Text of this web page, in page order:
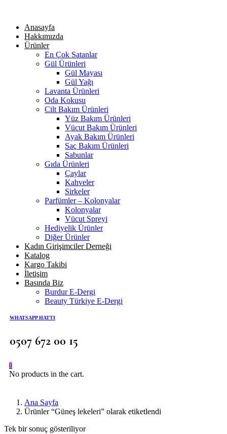
Anasayfa
Hakkımızda
Ürünler
En Çok Satanlar
Gül Ürünleri
Gül Mayası
Gül Yağı
Lavanta Ürünleri
Oda Kokusu
Cilt Bakım Ürünleri
Yüz Bakım Ürünleri
Vücut Bakım Ürünleri
Ayak Bakım Ürünleri
Saç Bakım Ürünleri
Sabunlar
Gıda Ürünleri
Çaylar
Kahveler
Sirkeler
Parfümler – Kolonyalar
Kolonyalar
Vücut Spreyi
Hediyelik Ürünler
Diğer Ürünler
Kadın Girişimciler Derneği
Katalog
Kargo Takibi
İletişim
Basında Biz
Burdur E-Dergi
Beauty Türkiye E-Dergi
WHATSAPP HATTI
0507 672 00 15
0
No products in the cart.
Ana Sayfa
Ürünler “Güneş lekeleri” olarak etiketlendi
Tek bir sonuç gösteriliyor